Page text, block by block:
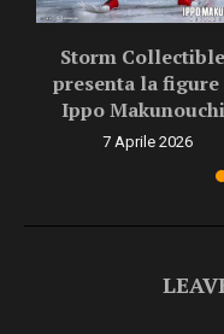
Storm
presenta la figure
Ippo
7 Aprile 2026